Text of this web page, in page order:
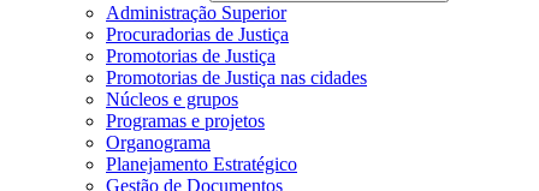
Administração Superior
Procuradorias de Justiça
Promotorias de Justiça
Promotorias de Justiça nas cidades
Núcleos e grupos
Programas e projetos
Organograma
Planejamento Estratégico
Gestão de Documentos